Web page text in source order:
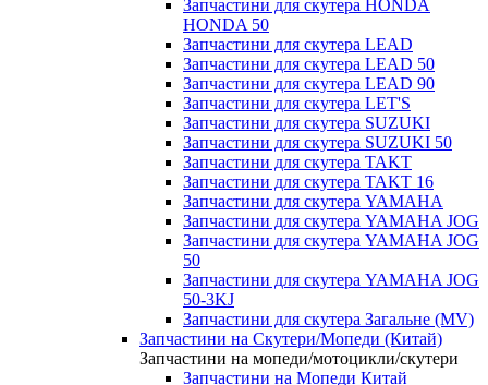
Запчастини для скутера HONDA
HONDA 50
Запчастини для скутера LEAD
Запчастини для скутера LEAD 50
Запчастини для скутера LEAD 90
Запчастини для скутера LET'S
Запчастини для скутера SUZUKI
Запчастини для скутера SUZUKI 50
Запчастини для скутера TAKT
Запчастини для скутера TAKT 16
Запчастини для скутера YAMAHA
Запчастини для скутера YAMAHA JOG
Запчастини для скутера YAMAHA JOG
50
Запчастини для скутера YAMAHA JOG
50-3KJ
Запчастини для скутера Загальне (MV)
Запчастини на Скутери/Мопеди (Китай)
Запчастини на мопеди/мотоцикли/скутери
Запчастини на Мопеди Китай